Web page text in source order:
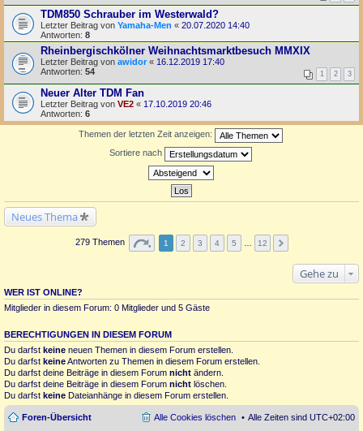
TDM850 Schrauber im Westerwald?
Letzter Beitrag von Yamaha-Men « 20.07.2020 14:40
Antworten: 8
Rheinbergischkölner Weihnachtsmarktbesuch MMXIX
Letzter Beitrag von awidor « 16.12.2019 17:40
Antworten: 54 1 2 3
Neuer Alter TDM Fan
Letzter Beitrag von VE2 « 17.10.2019 20:46
Antworten: 6
Themen der letzten Zeit anzeigen:
Sortiere nach
Neues Thema
279 Themen 1 2 3 4 5 12
Gehe zu
WER IST ONLINE?
Mitglieder in diesem Forum: 0 Mitglieder und 5 Gäste
BERECHTIGUNGEN IN DIESEM FORUM
Du darfst keine neuen Themen in diesem Forum erstellen.
Du darfst keineAntworten zu Themen in diesem Forum erstellen.
Du darfst deine Beiträge in diesem Forum nicht ändern.
Du darfst deine Beiträge in diesem Forum nicht löschen.
Du darfst keine Dateianhänge in diesem Forum erstellen.
Foren-Übersicht Alle Zeiten sind UTC+02:00
Alle Cookies löschen